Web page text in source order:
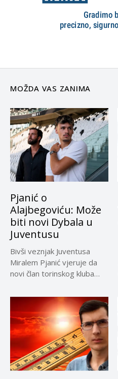
MOŽDA VAS ZANIMA
Pjanić o
Alajbegoviću: Može
biti novi Dybala u
Juventusu
Bivši veznjak Juventusa
Miralem Pjanić vjeruje da
novi član torinskog kluba